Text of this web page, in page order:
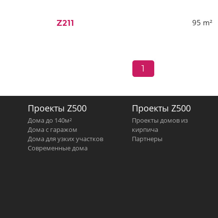
Z211 95 m²
1
Проекты Z500
Дома до 140м²
Дома с гаражом
Дома для узких участков
Современные дома
Проекты Z500
Проекты домов из
кирпича
Партнеры